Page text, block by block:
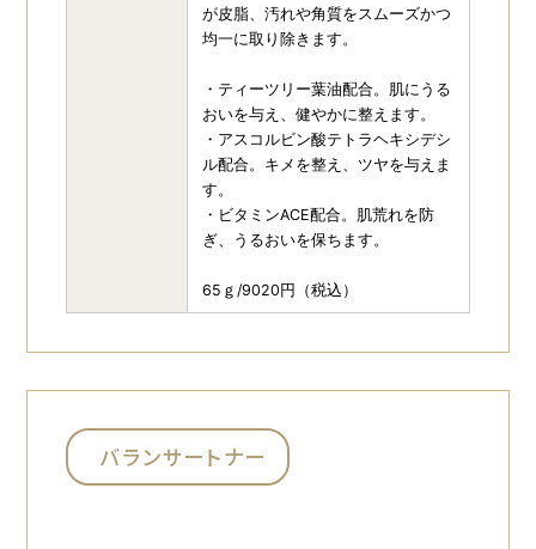
が皮脂、汚れや角質をスムーズかつ
均一に取り除きます。
・ティーツリー葉油配合。肌にうる
おいを与え、健やかに整えます。
・アスコルビン酸テトラヘキシデシ
ル配合。キメを整え、ツヤを与えま
す。
・ビタミンACE配合。肌荒れを防
ぎ、うるおいを保ちます。
65ｇ/9020円（税込）
バランサートナー